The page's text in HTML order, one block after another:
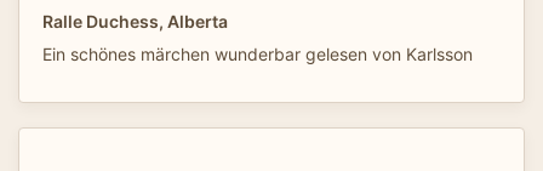
Ralle Duchess, Alberta
Ein schönes märchen wunderbar gelesen von Karlsson